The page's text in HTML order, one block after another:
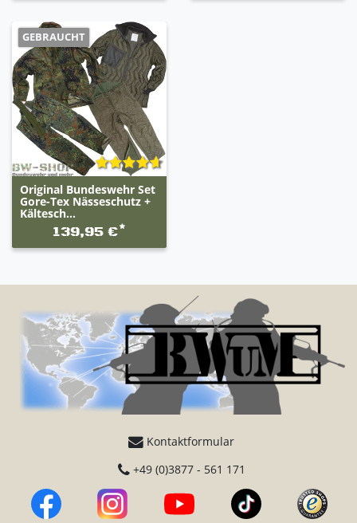
GEBRAUCHT
Original Bundeswehr Set
Gore-Tex Nässeschutz +
Kältesch...
139,95 €*
Kontaktformular
+49 (0)3877 - 561 171